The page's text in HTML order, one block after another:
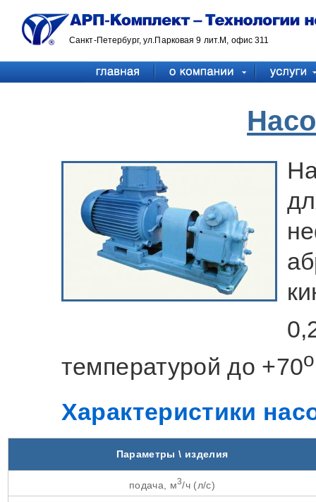
Санкт-Петербург, ул.Парковая 9 лит.М, офис 311
температурой до +70o
Характеристики
Параметры \ изделия
подача, м3/ч (л/с)